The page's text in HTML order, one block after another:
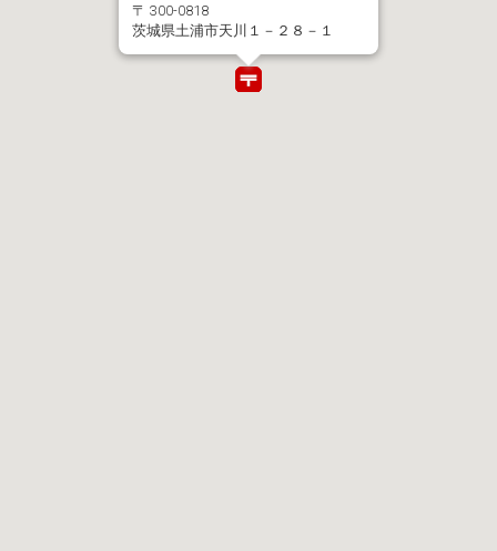
〒 300-0818
茨城県土浦市天川１－２８－１